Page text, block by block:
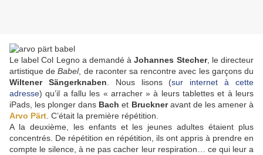
Le label Col Legno a demandé àJohannes Stecher, le directeur
artistique deBabel, de raconter sa rencontre avec les garçons du
Wiltener Sängerknaben . Nous lisons (sur internet à cette
adresse) qu’il a fallu les « arracher » à leurs tablettes et à leurs
iPads, les plonger dans Bach et Bruckneravant de les amener à
Arvo Pärt . C’était la première répétition.
A la deuxième, les enfants et les jeunes adultes étaient plus
concentrés. De répétition en répétition, ils ont appris à prendre en
compte le silence, à ne pas cacher leur respiration… ce qui leur a